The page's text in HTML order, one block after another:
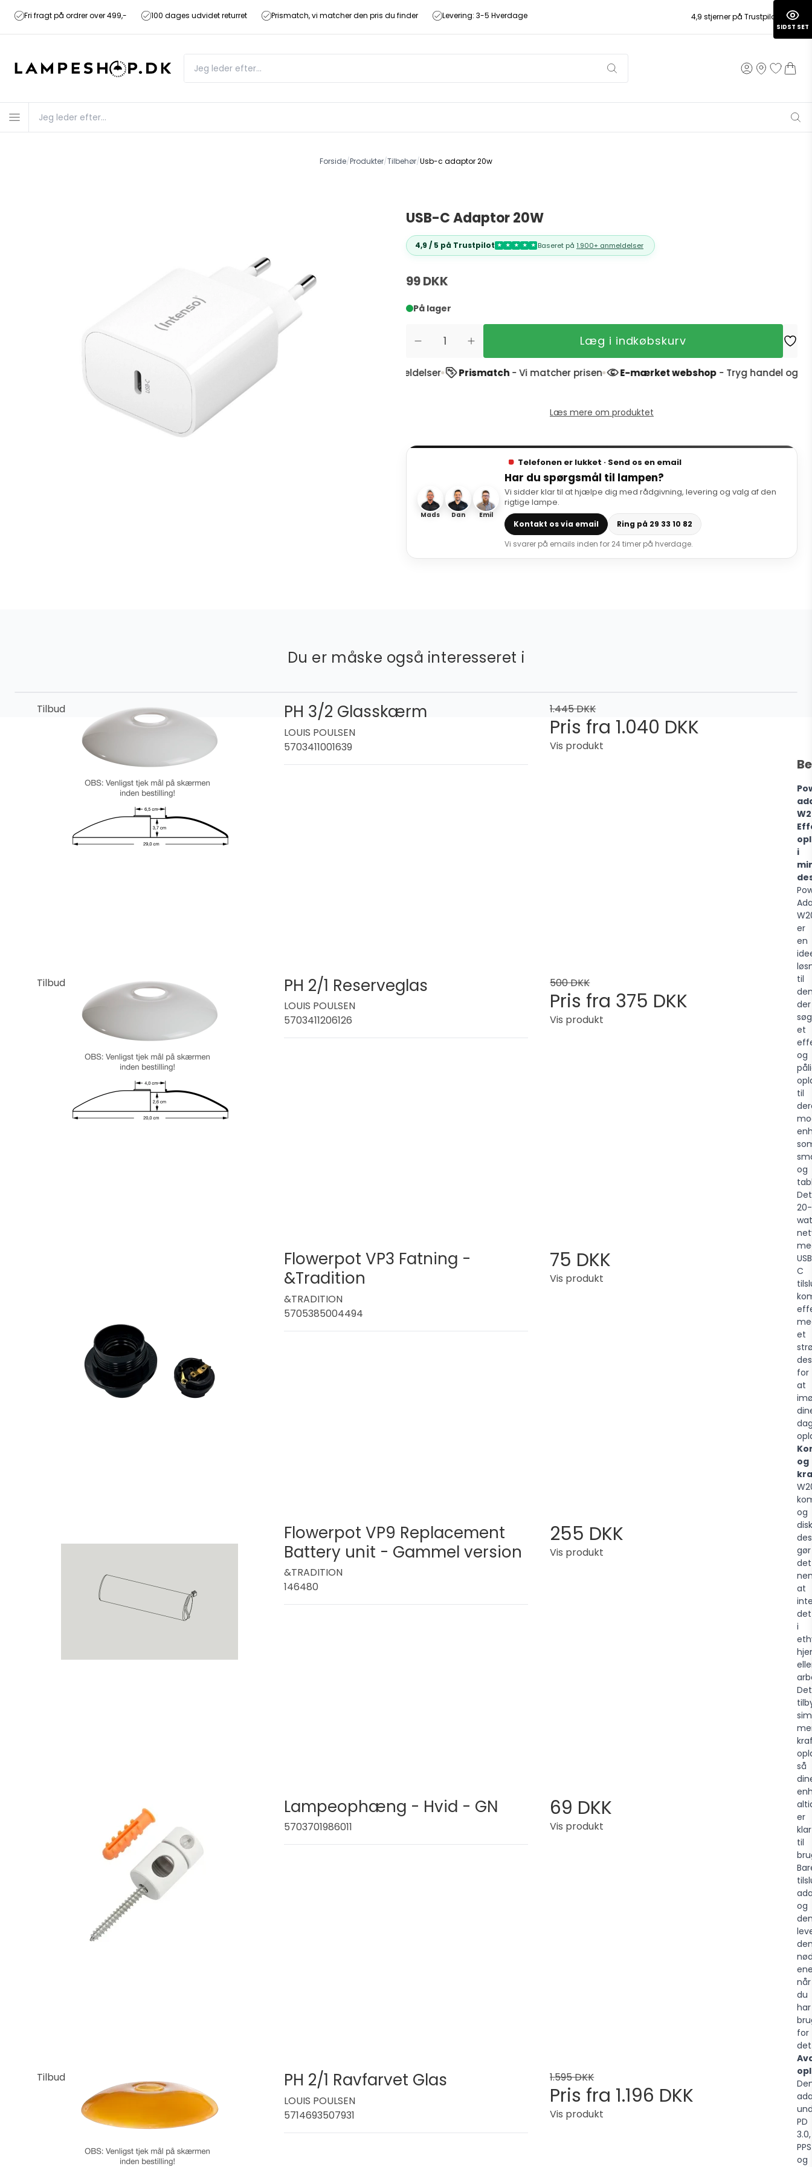
Fri fragt på ordrer over 499,- 100 dages udvidet returret Prismatch, vi matcher den pris du finder Levering: 3-5 Hverdage 4,9 stjerner på Trustpilot
Forside/Produkter/Tilbehør/Usb-c adaptor 20w
USB-C Adaptor 20W
4,9 / 5 på Trustpilot ★ ★ ★ ★ ★ Baseret på 1.900+ anmeldelser
99 DKK
På lager
Læg i indkøbskurv
4,9 stjerner på Trustpilot ud af 1900+ anmeldelser Prismatch- Vi matcher prisen E-mærket webshop- Tryg handel og 4,9
Læs mere om produktet
Mads Dan Emil
Telefonen er lukket · Send os en email
Har du spørgsmål til lampen?
Vi sidder klar til at hjælpe dig med rådgivning, levering og valg af den
rigtige lampe.
Kontakt os via email
Ring på 29 33 10 82
Vi svarer på emails inden for 24 timer på hverdage.
Du er måske også interesseret i
Tilbud PH 3/2 Glasskærm
LOUIS POULSEN
5703411001639
1.445 DKK
Pris fra 1.040 DKK
Vis produkt
Tilbud PH 2/1 Reserveglas
LOUIS POULSEN
5703411206126
500 DKK
Pris fra 375 DKK
Vis produkt
Flowerpot VP3 Fatning -
&Tradition
&TRADITION
5705385004494
75 DKK
Vis produkt
Flowerpot VP9 Replacement
Battery unit - Gammel version
&TRADITION
146480
255 DKK
Vis produkt
Lampeophæng - Hvid - GN
5703701986011
69 DKK
Vis produkt
Tilbud PH 2/1 Ravfarvet Glas
LOUIS POULSEN
5714693507931
1.595 DKK
Pris fra 1.196 DKK
Vis produkt
i
er
en
til
der
et
og
til
og
20-
C
et
for
at
og
og
gør
det
at
det
i
Det
så
er
klar
til
og
når
du
har
for
PD
3.0,
PPS
og
SIDST SET